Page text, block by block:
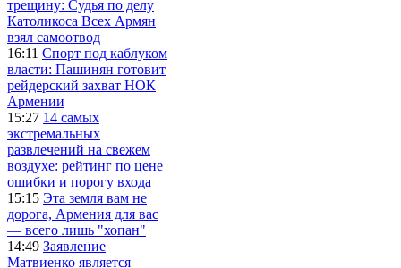
трещину: Судья по делу
Католикоса Всех Армян
взял самоотвод
16:11 Спорт под каблуком
власти: Пашинян готовит
рейдерский захват НОК
Армении
15:27 14 самых
экстремальных
развлечений на свежем
воздухе: рейтинг по цене
ошибки и порогу входа
15:15 Эта земля вам не
дорога, Армения для вас
— всего лишь "хопан"
14:49 Заявление
Матвиенко является